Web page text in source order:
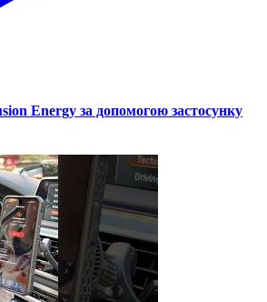
Energy за допомогою застосунку